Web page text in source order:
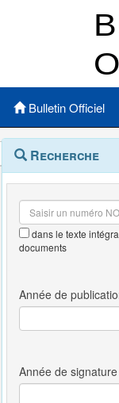
Bulletin Officiel
Navigation
et
outils
annexes
Menu
contextuel
Recherche
dans le texte
documents